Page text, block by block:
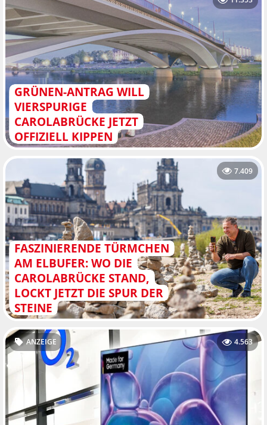
GRÜNEN-ANTRAG WILL
VIERSPURIGE
CAROLABRÜCKE JETZT
OFFIZIELL KIPPEN
FASZINIERENDE TÜRMCHEN
AM ELBUFER: WO DIE
CAROLABRÜCKE STAND,
LOCKT JETZT DIE SPUR DER
STEINE
7.409
ANZEIGE 4.563